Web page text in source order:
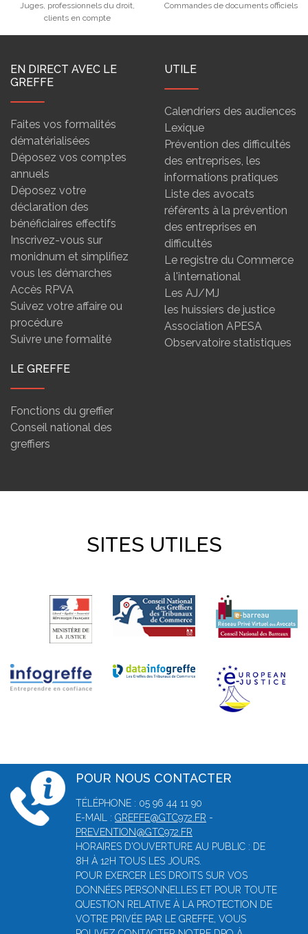
Juges, professionnels du droit,
clients en compte
Commandes de documents officiels
EN DIRECT AVEC LE
GREFFE
Faites vos formalités
dématérialisées
Déposez vos comptes
annuels
Déposez votre
déclaration des
bénéficiaires effectifs
Inscrivez-vous sur
monidnum et simplifiez
vous les démarches
Accès RPVA
Suivez votre affaire ou
procédure
Suivre une formalité
UTILE
Calendriers des audiences
Lexique
Prévention des difficultés
des entreprises, les
informations pratiques
Liste des avocats
référents à la prévention
des entreprises en
difficultés
Le registre du Commerce
à l'international
Les AJ/MJ
les huissiers de justice
Association APESA
Observatoire statistiques
LE GREFFE
Fonctions du greffier
Conseil national des
greffiers
SITES UTILES
POUR NOUS CONTACTER
TÉLÉPHONE : 05 96 44 11 90
E-MAIL : GREFFE@GTC972.FR -
PREVENTION@GTC972.FR
HORAIRES D'OUVERTURE AU PUBLIC : DE
8H À 12H TOUS LES JOURS.
POUR EXERCER LES DROITS SUR VOS
DONNÉES PERSONNELLES ET POUR TOUTE
QUESTION RELATIVE À LA PROTECTION DE
VOTRE PRIVÉE PAR LE GREFFE, VOUS